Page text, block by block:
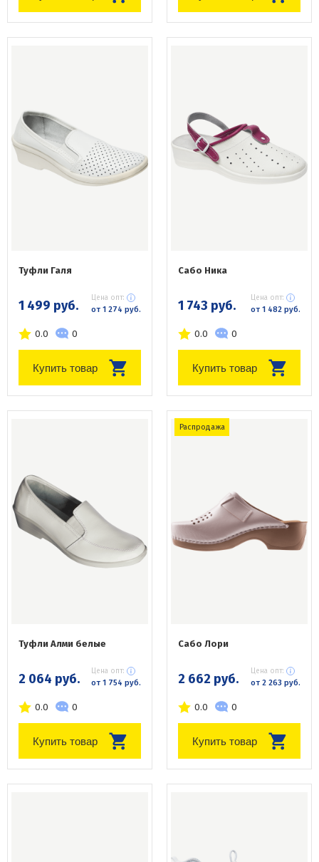
Туфли Галя
1 499 руб. Цена опт:
от 1 274 руб.
0.0 0
Купить товар
Сабо Ника
1 743 руб. Цена опт:
от 1 482 руб.
0.0 0
Купить товар
Туфли Алми белые
2 064 руб. Цена опт:
от 1 754 руб.
0.0 0
Купить товар
Распродажа
Сабо Лори
2 662 руб. Цена опт:
от 2 263 руб.
0.0 0
Купить товар